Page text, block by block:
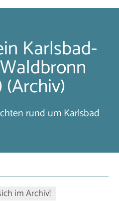
Karlsbad-
(Archiv)
rund um Karlsbad
im Archiv!